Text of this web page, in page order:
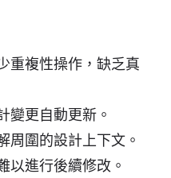
重複性操作，缺乏真
變更自動更新。
周圍的設計上下文。
以進行後續修改。